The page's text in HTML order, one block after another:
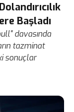
Başladı
davasında
tazminat
sonuçlar